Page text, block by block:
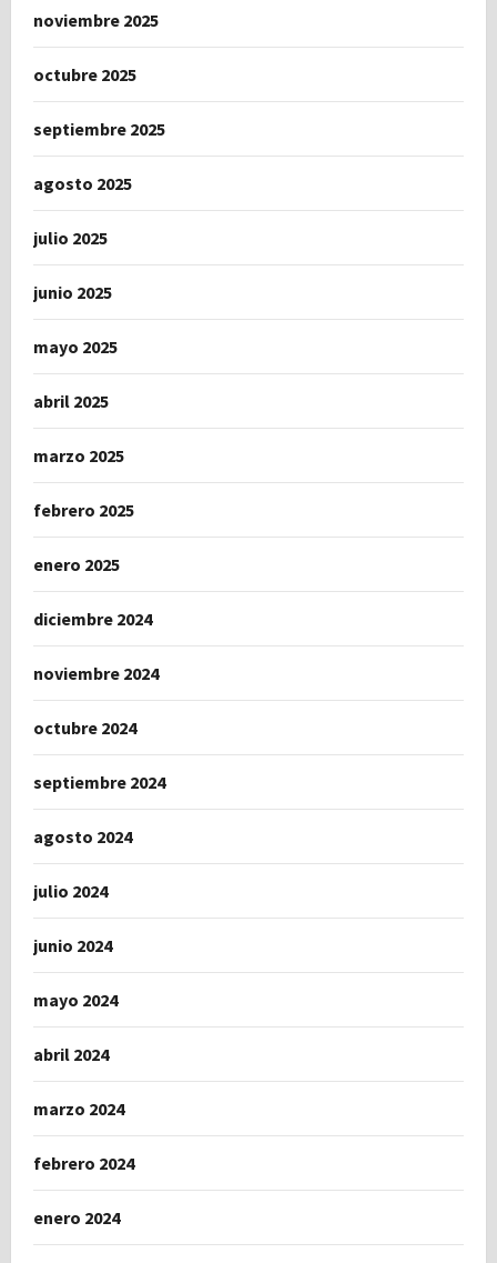
noviembre 2025
octubre 2025
septiembre 2025
agosto 2025
julio 2025
junio 2025
mayo 2025
abril 2025
marzo 2025
febrero 2025
enero 2025
diciembre 2024
noviembre 2024
octubre 2024
septiembre 2024
agosto 2024
julio 2024
junio 2024
mayo 2024
abril 2024
marzo 2024
febrero 2024
enero 2024